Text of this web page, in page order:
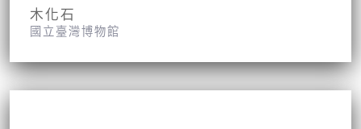
木化石
國立臺灣博物館